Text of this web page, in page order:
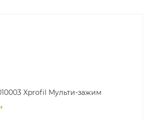
Xprofil Мульти-зажим